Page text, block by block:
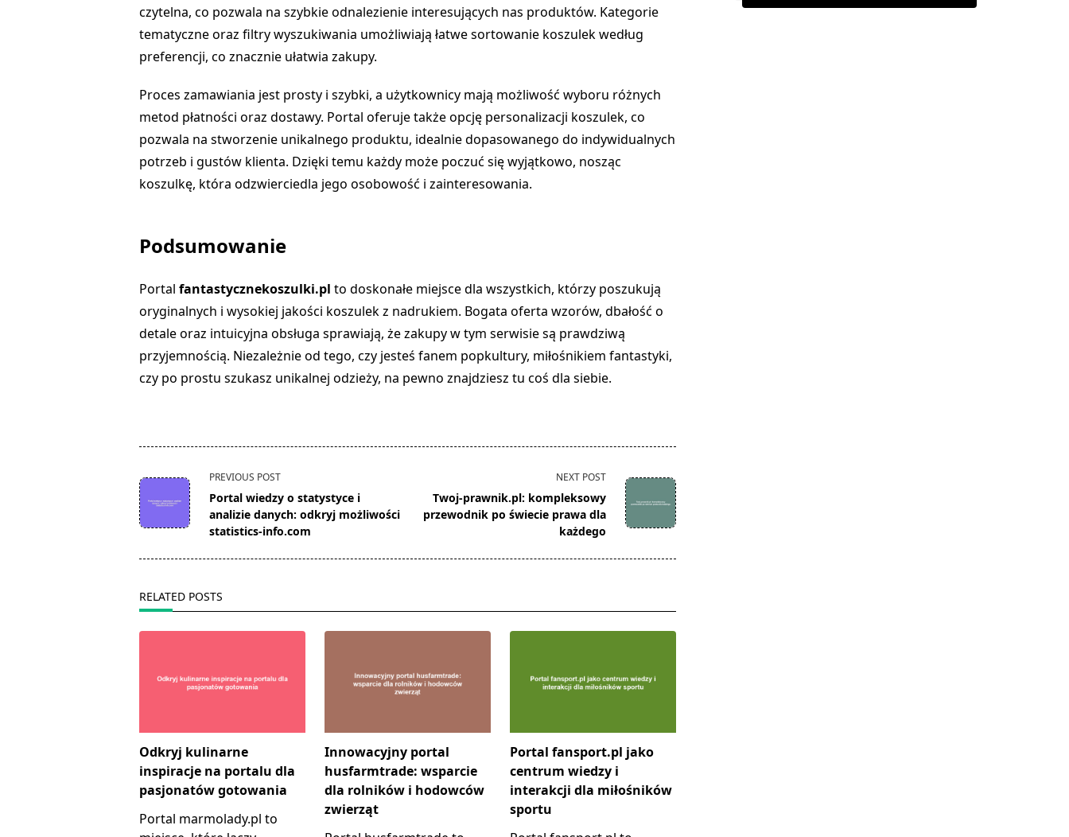
czytelna, co pozwala na szybkie odnalezienie interesujących nas produktów. Kategorie
tematyczne oraz filtry wyszukiwania umożliwiają łatwe sortowanie koszulek według
preferencji, co znacznie ułatwia zakupy.
Proces zamawiania jest prosty i szybki, a użytkownicy mają możliwość wyboru różnych
metod płatności oraz dostawy. Portal oferuje także opcję personalizacji koszulek, co
pozwala na stworzenie unikalnego produktu, idealnie dopasowanego do indywidualnych
potrzeb i gustów klienta. Dzięki temu każdy może poczuć się wyjątkowo, nosząc
koszulkę, która odzwierciedla jego osobowość i zainteresowania.
Podsumowanie
Portalfantastycznekoszulki.pl to doskonałe miejsce dla wszystkich, którzy poszukują
oryginalnych i wysokiej jakości koszulek z nadrukiem. Bogata oferta wzorów, dbałość o
detale oraz intuicyjna obsługa sprawiają, że zakupy w tym serwisie są prawdziwą
przyjemnością. Niezależnie od tego, czy jesteś fanem popkultury, miłośnikiem fantastyki,
czy po prostu szukasz unikalnej odzieży, na pewno znajdziesz tu coś dla siebie.
<span
class="nav-
subtitle
screen-
PREVIOUS POST
Portal wiedzy o statystyce i
analizie danych: odkryj możliwości
statistics-info.com
NEXT POST
Twoj-prawnik.pl: kompleksowy
przewodnik po świecie prawa dla
każdego
RELATED POSTS
Odkryj kulinarne
inspiracje na portalu dla
pasjonatów gotowania
Portal marmolady.pl to
Innowacyjny portal
husfarmtrade: wsparcie
dla rolników i hodowców
zwierząt
Portal fansport.pl jako
centrum wiedzy i
interakcji dla miłośników
sportu